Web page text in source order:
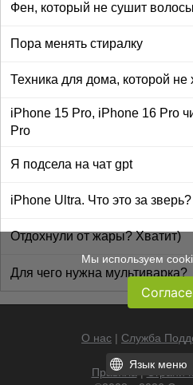
Фен, который не сушит
Пора менять стиралку
Техника для дома, которой не
iPhone 15 Pro, iPhone 16 Pro
Pro
Я подсела на чат gpt
iPhone Ultra. Что это за зверь?
Отдохнули от жары? Хватит)
Для чего нужна мультиварка?
О нас | Служба
Правила|
Мы используем
Язык меню